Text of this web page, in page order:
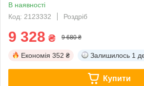
В наявності
Код: 2123332
Роздріб
9 328 ₴ 9 680 ₴
Економія 352 ₴ Залишилось 1
Купити